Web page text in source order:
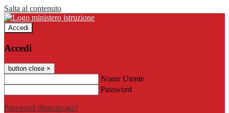
Salta al contenuto
Accedi
Accedi
button close ×
Nome Utente
Password
Password dimenticata?